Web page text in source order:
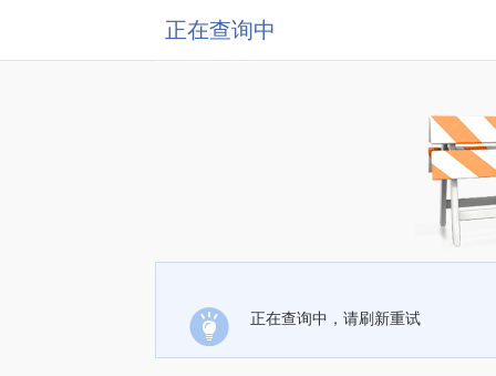
正在查询中
正在查询中，请刷新重试